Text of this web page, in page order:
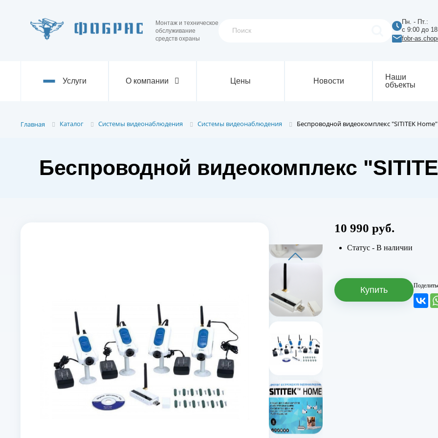
Монтаж и техническое
обслуживание
средств охраны
Пн. - Пт.:
с 9:00 до
fobr-
Услуги О компании Цены Новости
Наши
объекты
Главная Каталог Системы видеонаблюдения Системы видеонаблюдения Беспроводной видеокомплекс "SITITEK Home"
Беспроводной видеокомплекс
10 990 руб.
Статус - В наличии
Купить